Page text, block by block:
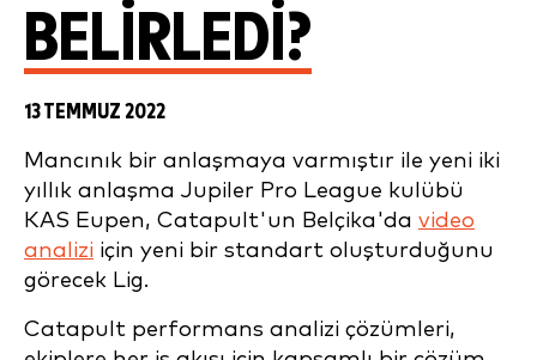
BELIRLEDI?
13 TEMMUZ 2022
Mancınık bir anlaşmaya varmıştır ile yeni iki
yıllık anlaşma Jupiler Pro League kulübü
KAS Eupen, Catapult'un Belçika'da video
analizi için yeni bir standart oluşturduğunu
görecek Lig.
Catapult performans analizi çözümleri,